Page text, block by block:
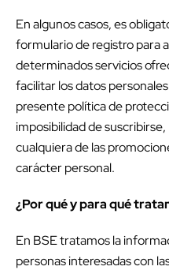
En algunos casos, es
formulario de registro para
determinados servicios
facilitar los datos
presente política de
imposibilidad de
cualquiera de las
carácter personal.
¿Por qué y para qué
En BSE tratamos la
personas interesadas con